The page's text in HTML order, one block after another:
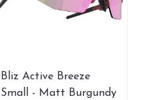
Bliz Active Breeze
Small - Matt Burgundy